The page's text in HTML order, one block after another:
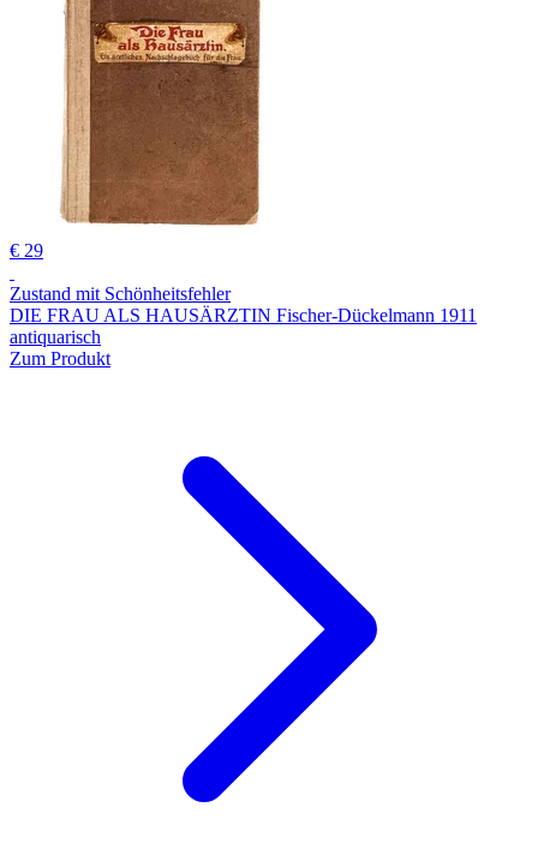
€ 29
Zustand mit Schönheitsfehler
DIE FRAU ALS HAUSÄRZTIN Fischer-Dückelmann 1911
antiquarisch
Zum Produkt